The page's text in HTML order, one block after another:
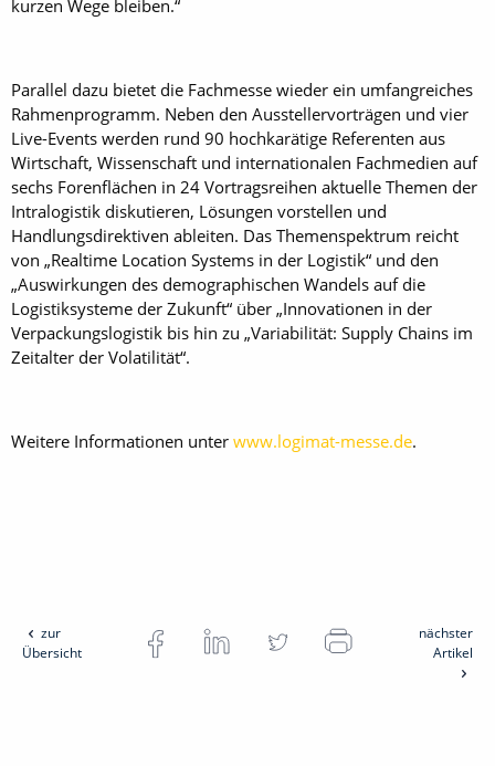
kurzen Wege bleiben.“
Parallel dazu bietet die Fachmesse wieder ein umfangreiches
Rahmenprogramm. Neben den Ausstellervorträgen und vier
Live-Events werden rund 90 hochkarätige Referenten aus
Wirtschaft, Wissenschaft und internationalen Fachmedien auf
sechs Forenflächen in 24 Vortragsreihen aktuelle Themen der
Intralogistik diskutieren, Lösungen vorstellen und
Handlungsdirektiven ableiten. Das Themenspektrum reicht
von „Realtime Location Systems in der Logistik“ und den
„Auswirkungen des demographischen Wandels auf die
Logistiksysteme der Zukunft“ über „Innovationen in der
Verpackungslogistik bis hin zu „Variabilität: Supply Chains im
Zeitalter der Volatilität“.
Weitere Informationen unter www.logimat-messe.de.
zur
Übersicht
nächster
Artikel